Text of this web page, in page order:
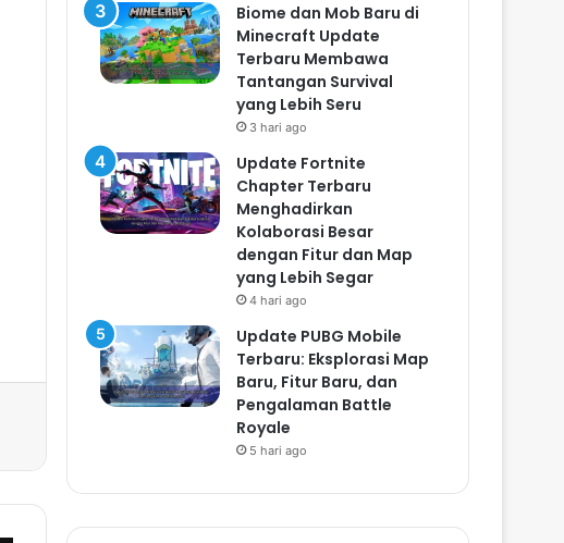
Biome dan Mob Baru di
Minecraft Update
Terbaru Membawa
Tantangan Survival
yang Lebih Seru
3 hari ago
Update Fortnite
Chapter Terbaru
Menghadirkan
Kolaborasi Besar
dengan Fitur dan Map
yang Lebih Segar
4 hari ago
Update PUBG Mobile
Terbaru: Eksplorasi Map
Baru, Fitur Baru, dan
Pengalaman Battle
Royale
5 hari ago